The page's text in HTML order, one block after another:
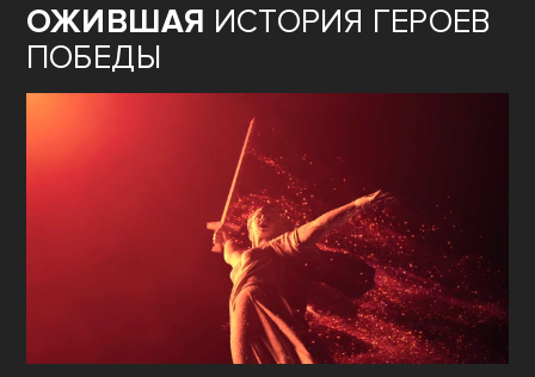
ОЖИВШАЯ ИСТОРИЯ ГЕРОЕВ
ПОБЕДЫ